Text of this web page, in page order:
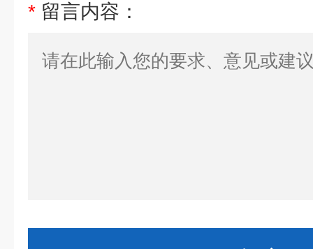
* 留言内容：